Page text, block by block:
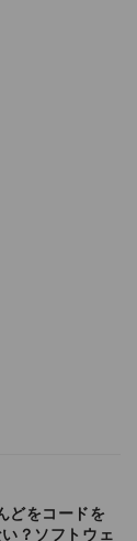
？ソフトウェ